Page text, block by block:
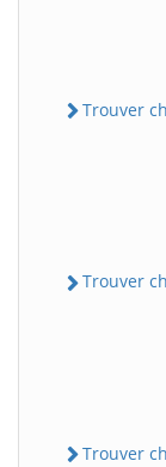
Trouver
Trouver
Trouver